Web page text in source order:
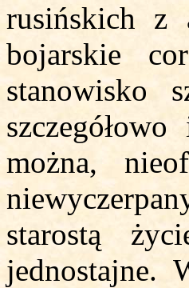
rusińskich z
bojarskie
stanowisko
można,
starostą
jednostajne.